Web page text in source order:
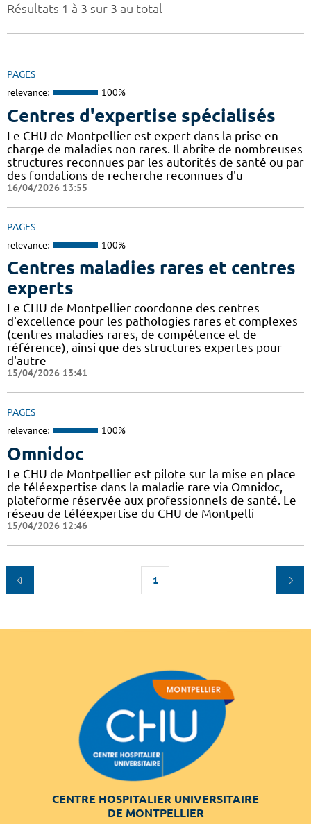
Résultats 1 à 3 sur 3 au total
PAGES
relevance: 100%
Centres d'expertise spécialisés
Le CHU de Montpellier est expert dans la prise en
charge de maladies non rares. Il abrite de nombreuses
structures reconnues par les autorités de santé ou par
des fondations de recherche reconnues d'u
16/04/2026 13:55
PAGES
relevance: 100%
Centres maladies rares et centres
experts
Le CHU de Montpellier coordonne des centres
d'excellence pour les pathologies rares et complexes
(centres maladies rares, de compétence et de
référence), ainsi que des structures expertes pour
d'autre
15/04/2026 13:41
PAGES
relevance: 100%
Omnidoc
Le CHU de Montpellier est pilote sur la mise en place
de téléexpertise dans la maladie rare via Omnidoc,
plateforme réservée aux professionnels de santé. Le
réseau de téléexpertise du CHU de Montpelli
15/04/2026 12:46
1
CENTRE HOSPITALIER UNIVERSITAIRE
DE MONTPELLIER